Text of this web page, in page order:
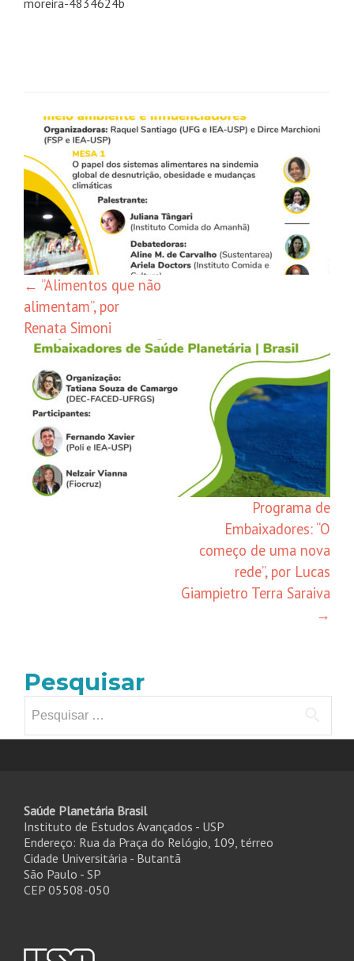
moreira-4834624b
Navegação
de
posts
← ”Alimentos que não
alimentam”, por
Renata Simoni
Programa de
Embaixadores: “O
começo de uma nova
rede”, por Lucas
Giampietro Terra Saraiva
→
Pesquisar
por:
Saúde Planetária Brasil
Instituto de Estudos Avançados - USP
Endereço: Rua da Praça do Relógio, 109, térreo
Cidade Universitária - Butantã
São Paulo - SP
CEP 05508-050